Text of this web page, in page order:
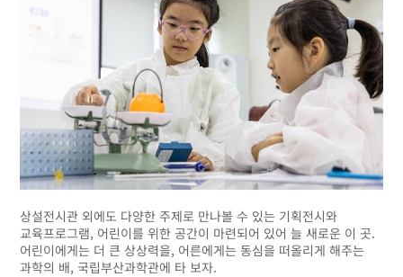
상설전시관 외에도 다양한 주제로 만나볼 수 있는 기획전시와
교육프로그램, 어린이를 위한 공간이 마련되어 있어 늘 새로운 이 곳.
어린이에게는 더 큰 상상력을, 어른에게는 동심을 떠올리게 해주는
과학의 배, 국립부산과학관에 타 보자.